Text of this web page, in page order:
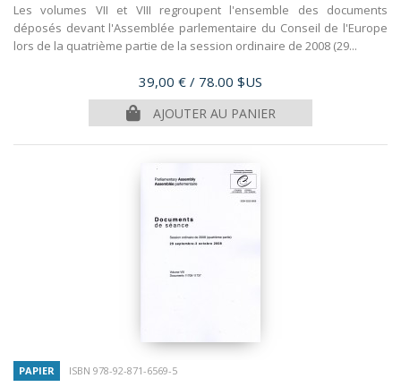
Les volumes VII et VIII regroupent l'ensemble des documents
déposés devant l'Assemblée parlementaire du Conseil de l'Europe
lors de la quatrième partie de la session ordinaire de 2008 (29...
Prix
39,00 € / 78.00 $US
AJOUTER AU PANIER
PAPIER ISBN 978-92-871-6569-5